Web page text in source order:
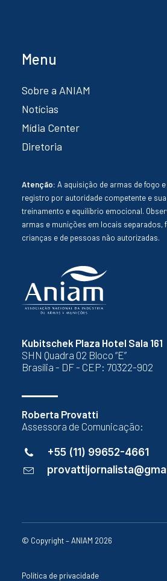
Kubitschek Plaza Hotel Sala 161
SHN Quadra 02 Bloco “E”
Brasília - DF - CEP: 70322-902
Roberta Provatti
Assessora de Comunicação:
+55 (11) 99652-4661
Menu
Sobre a ANIAM
Notícias
Mídia Center
Diretoria
Atenção: A aquisição de armas de fogo
registro por autoridade competente e
treinamento e equilíbrio emocional.
armas e munições em locais separados,
crianças e de pessoas não autorizadas.
© Copyright – ANIAM 2026
Política de privacidade